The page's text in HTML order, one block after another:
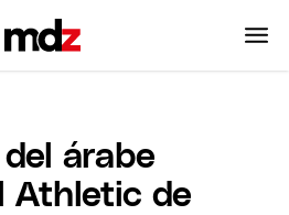
árabe
Athletic de